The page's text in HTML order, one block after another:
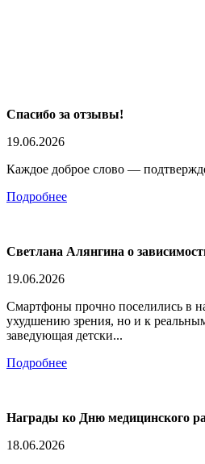
Спасибо за отзывы!
19.06.2026
Каждое доброе слово —
Подробнее
Светлана Алянгина о
19.06.2026
Смартфоны прочно поселились в
ухудшению зрения, но и к
заведующая детски...
Подробнее
Награды ко Дню медицинского
18.06.2026